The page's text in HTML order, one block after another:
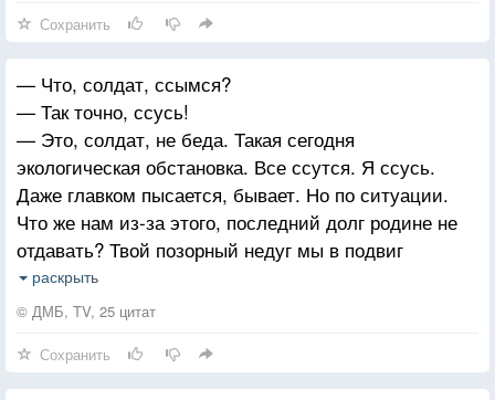
Сохранить
— Что, солдат, ссымся?
— Так точно, ссусь!
— Это, солдат, не беда. Такая сегодня
экологическая обстановка. Все ссутся. Я ссусь.
Даже главком пысается, бывает. Но по ситуации.
Что же нам из-за этого, последний долг родине не
отдавать? Твой позорный недуг мы в подвиг
определим. Пошлем в десантники. Там ты ещё
и сраться начнешь.
раскрыть
© ДМБ, TV, 25 цитат
Сохранить